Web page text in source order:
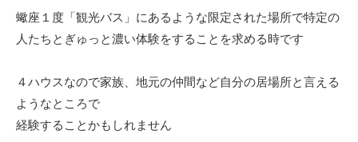
蠍座１度「観光バス」にあるような限定された場所で特定の
人たちとぎゅっと濃い体験をすることを求める時です
４ハウスなので家族、地元の仲間など自分の居場所と言える
ようなところで
経験することかもしれません